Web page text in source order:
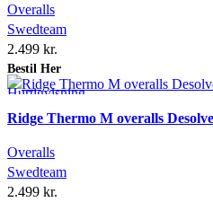
Overalls
Swedteam
2.499 kr.
Bestil Her
Hurtigvisning
Tilføj ønskeliste
Ridge Thermo M overalls
Overalls
Swedteam
2.499 kr.